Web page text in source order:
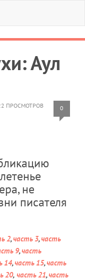
Аул
ПРОСМОТРОВ 0
не
писателя
2,часть 3,часть
9,часть
14,часть 15,часть
20, часть 21,часть